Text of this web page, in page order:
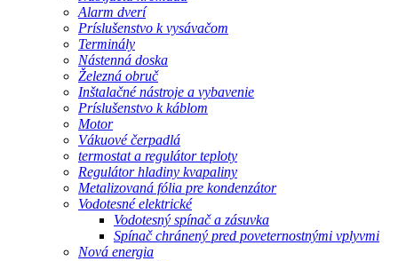
Alarm dverí
Príslušenstvo k vysávačom
Terminály
Nástenná doska
Železná obruč
Inštalačné nástroje a vybavenie
Príslušenstvo k káblom
Motor
Vákuové čerpadlá
termostat a regulátor teploty
Regulátor hladiny kvapaliny
Metalizovaná fólia pre kondenzátor
Vodotesné elektrické
Vodotesný spínač a zásuvka
Spínač chránený pred poveternostnými vplyvmi
Nová energia